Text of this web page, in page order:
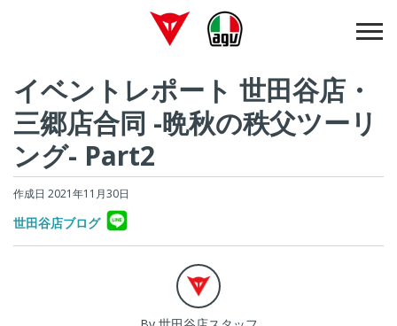
イベントレポート 世田谷店・
三郷店合同 -晩秋の秩父ツーリ
ング- Part2
作成日 2021年11月30日
世田谷店ブログ